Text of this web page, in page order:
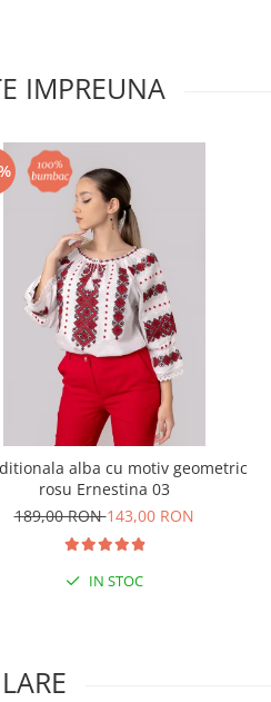
IMPREUNA
alba cu motiv geometric
rosu Ernestina 03
189,00 RON143,00 RON
IN STOC